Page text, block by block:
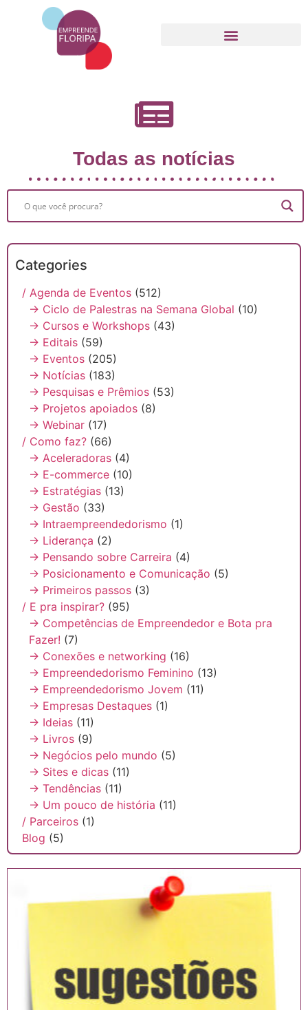
Todas as notícias
Categories
/ Agenda de Eventos (512)
→ Ciclo de Palestras na Semana Global (10)
→ Cursos e Workshops (43)
→ Editais (59)
→ Eventos (205)
→ Notícias (183)
→ Pesquisas e Prêmios (53)
→ Projetos apoiados (8)
→ Webinar (17)
/ Como faz? (66)
→ Aceleradoras (4)
→ E-commerce (10)
→ Estratégias (13)
→ Gestão (33)
→ Intraempreendedorismo (1)
→ Liderança (2)
→ Pensando sobre Carreira (4)
→ Posicionamento e Comunicação (5)
→ Primeiros passos (3)
/ E pra inspirar? (95)
→ Competências de Empreendedor e Bota pra
Fazer! (7)
→ Conexões e networking (16)
→ Empreendedorismo Feminino (13)
→ Empreendedorismo Jovem (11)
→ Empresas Destaques (1)
→ Ideias (11)
→ Livros (9)
→ Negócios pelo mundo (5)
→ Sites e dicas (11)
→ Tendências (11)
→ Um pouco de história (11)
/ Parceiros (1)
Blog (5)